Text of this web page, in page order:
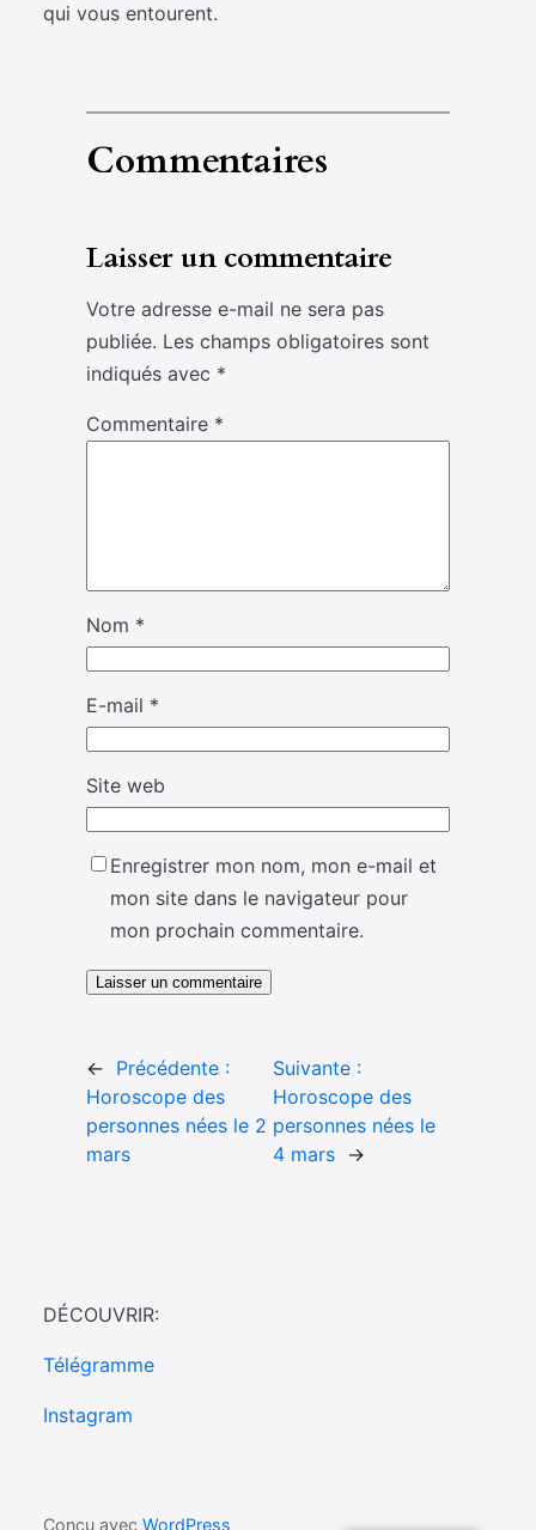
qui vous entourent.
Commentaires
Laisser un commentaire
Votre adresse e-mail ne sera pas
publiée. Les champs obligatoires sont
indiqués avec *
Commentaire *
Nom *
E-mail *
Site web
Enregistrer mon nom, mon e-mail et
mon site dans le navigateur pour
mon prochain commentaire.
← Précédente :
Horoscope des
personnes nées le 2
mars
Suivante :
Horoscope des
personnes nées le
4 mars
→
DÉCOUVRIR:
Télégramme
Instagram
Conçu avec WordPress